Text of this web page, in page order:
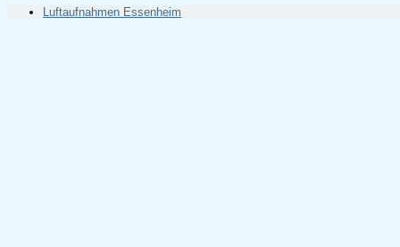
Luftaufnahmen Essenheim